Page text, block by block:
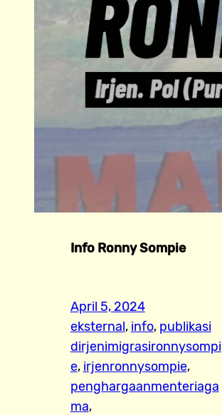
Info Ronny Sompie
April 5, 2024
eksternal, info, publikasi
dirjenimigrasironnysompi
e, irjenronnysompie,
penghargaanmenteriaga
ma ,